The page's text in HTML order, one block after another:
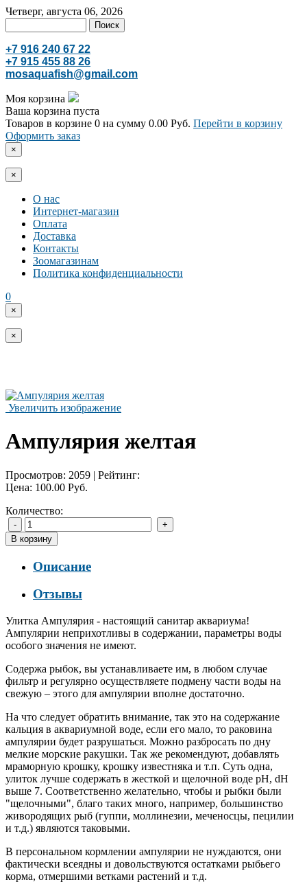
Четверг, августа 06, 2026
+7 916 240 67 22
+7 915 455 88 26
mosaquafish@gmail.com
Моя корзина
Ваша корзина пуста
Товаров в корзине 0 на сумму 0.00 Руб. Перейти в корзину
Оформить заказ
×
×
О нас
Интернет-магазин
Оплата
Доставка
Контакты
Зоомагазинам
Политика конфиденциальности
0
×
×
Увеличить изображение
Ампулярия желтая
Просмотров: 2059 | Рейтинг:
Цена: 100.00 Руб.
Количество:
Описание
Отзывы
Улитка Ампулярия - настоящий санитар аквариума!
Ампулярии неприхотливы в содержании, параметры воды
особого значения не имеют.
Содержа рыбок, вы устанавливаете им, в любом случае
фильтр и регулярно осуществляете подмену части воды на
свежую – этого для ампулярии вполне достаточно.
На что следует обратить внимание, так это на содержание
кальция в аквариумной воде, если его мало, то раковина
ампулярии будет разрушаться. Можно разбросать по дну
мелкие морские ракушки. Так же рекомендуют, добавлять
мраморную крошку, крошку известняка и т.п. Суть одна,
улиток лучше содержать в жесткой и щелочной воде pH, dH
выше 7. Соответственно желательно, чтобы и рыбки были
"щелочными", благо таких много, например, большинство
живородящих рыб (гуппи, моллинезии, меченосцы, пецилии
и т.д.) являются таковыми.
В персональном кормлении ампулярии не нуждаются, они
фактически всеядны и довольствуются остатками рыбьего
корма, отмершими ветками растений и т.д.